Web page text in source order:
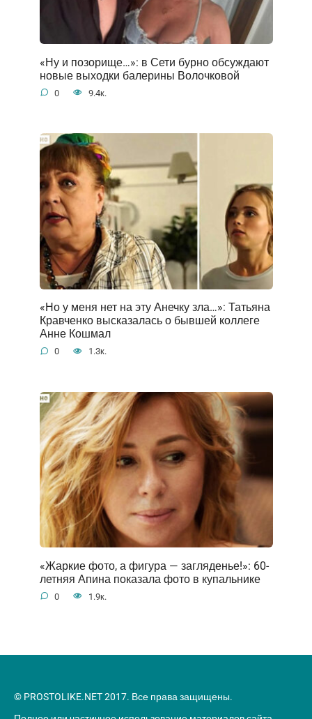
«Ну и позорище…»: в Сети бурно обсуждают
новые выходки балерины Волочковой
0 9.4к.
«Но у меня нет на эту Анечку зла…»: Татьяна
Кравченко высказалась о бывшей коллеге
Анне Кошмал
0 1.3к.
«Жаркие фото, а фигура — загляденье!»: 60-
летняя Апина показала фото в купальнике
0 1.9к.
© PROSTOLIKE.NET 2017. Все права защищены.